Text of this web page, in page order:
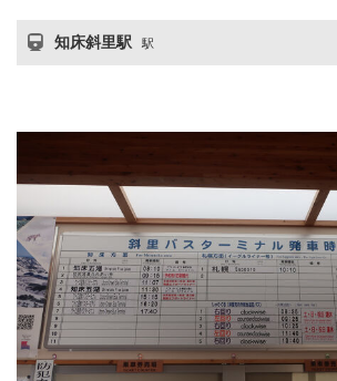
知床斜里駅 駅